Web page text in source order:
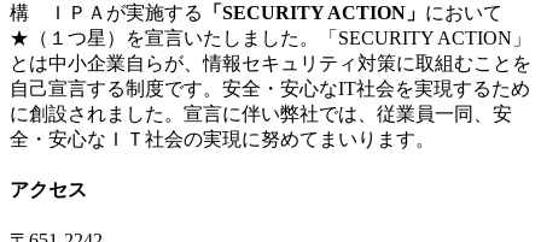
構 ＩＰＡが実施する
「 SECURITY ACTION 」 において
★（１つ星）を宣言いたしました。「 SECURITY ACTION 」
とは中小企業自らが、情報セキュリティ対策に取組むことを
自己宣言する制度です。安全・安心なIT社会を実現するため
に創設されました。宣言に伴い弊社では、従業員一同、安
全・安心なＩＴ社会の実現に努めてまいります。
アクセス